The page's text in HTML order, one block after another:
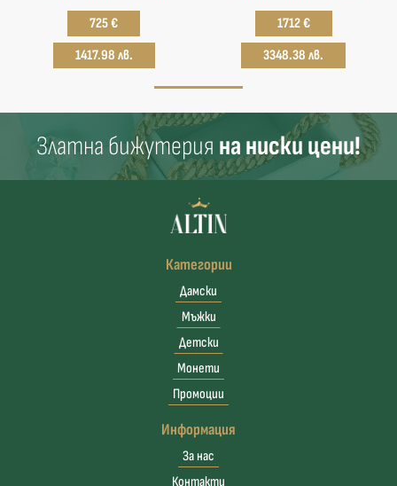
725 €
1417.98 лв.
1712 €
3348.38 лв.
Златна бижутерия на ниски цени!
Категории
Дамски
Мъжки
Детски
Монети
Промоции
Информация
За нас
Контакти